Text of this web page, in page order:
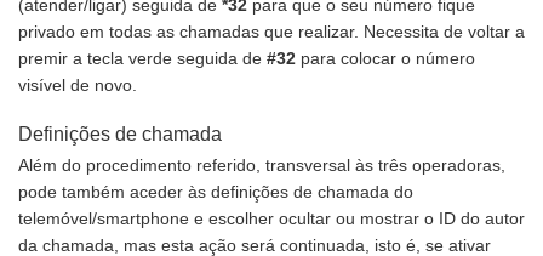
(atender/ligar) seguida de *32 para que o seu número fique
privado em todas as chamadas que realizar. Necessita de voltar a
premir a tecla verde seguida de #32 para colocar o número
visível de novo.
Definições de chamada
Além do procedimento referido, transversal às três operadoras,
pode também aceder às definições de chamada do
telemóvel/smartphone e escolher ocultar ou mostrar o ID do autor
da chamada, mas esta ação será continuada, isto é, se ativar